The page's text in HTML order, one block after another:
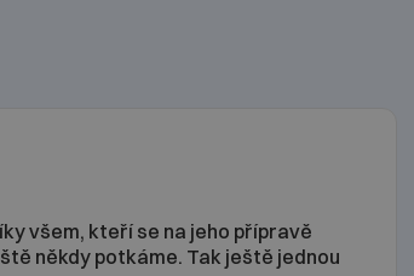
všem, kteří se na jeho přípravě
někdy potkáme. Tak ještě jednou